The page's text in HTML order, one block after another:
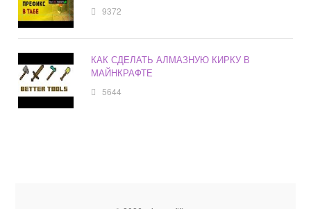
9372
КАК СДЕЛАТЬ АЛМАЗНУЮ КИРКУ В
МАЙНКРАФТЕ
5644